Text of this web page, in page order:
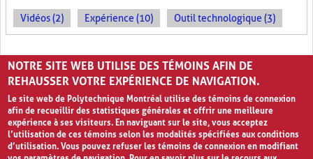
Vidéos (2) Expérience (10) Outil technologique (3)
PAGES
1 2 › »
NOTRE SITE WEB UTILISE DES TÉMOINS AFIN DE
REHAUSSER VOTRE EXPÉRIENCE DE NAVIGATION.
Le site web de Polytechnique Montréal utilise des témoins de connexion
afin de recueillir des statistiques générales et offrir une meilleure
expérience à ses visiteurs. En naviguant sur le site, vous acceptez
l’utilisation de ces témoins selon les modalités spécifiées aux conditions
d’utilisation. Vous pouvez refuser les témoins de connexion en modifiant